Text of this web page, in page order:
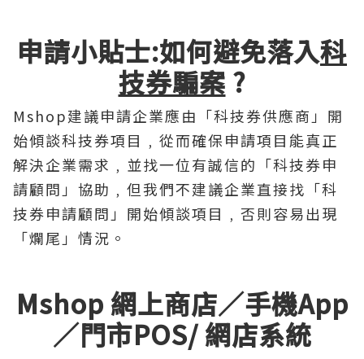
申請小貼士:如何避免落入科
技券騙案 ?
Mshop建議申請企業應由「科技券供應商」開
始傾談科技券項目﹐從而確保申請項目能真正
解決企業需求﹐並找一位有誠信的「科技券申
請顧問」協助﹐但我們不建議企業直接找「科
技券申請顧問」開始傾談項目﹐否則容易出現
「爛尾」情況。
Mshop 網上商店／手機App
／門市POS/ 網店系統